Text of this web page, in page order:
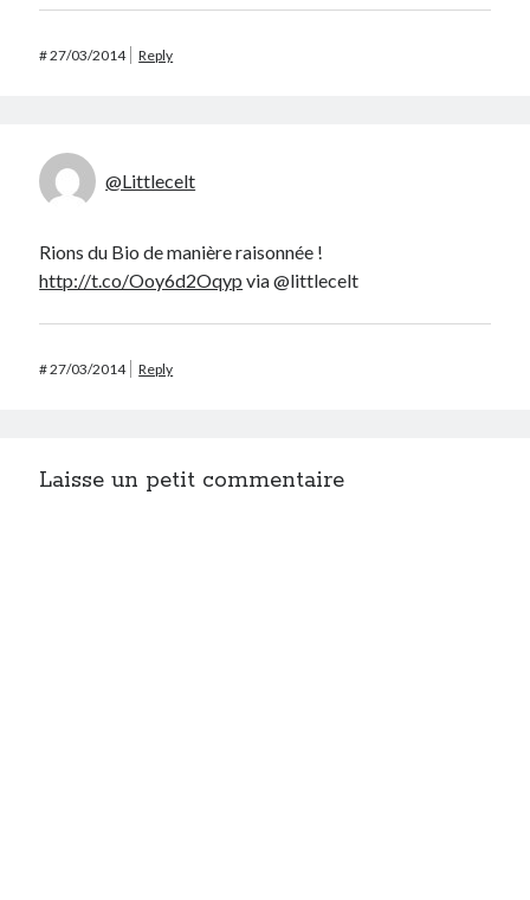
#27/03/2014 Reply
@Littlecelt
Rions du Bio de manière raisonnée !
http://t.co/Ooy6d2Oqyp via @littlecelt
#27/03/2014 Reply
Laisse un petit commentaire